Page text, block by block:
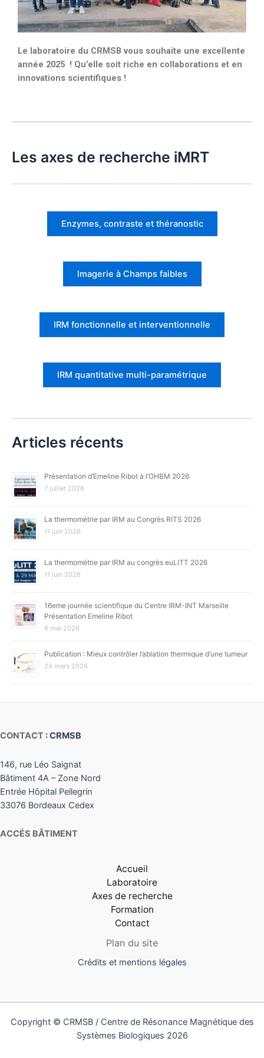
Le laboratoire du CRMSB vous souhaite une excellente
année 2025 ! Qu’elle soit riche en collaborations et en
innovations scientifiques !
Les axes de recherche iMRT
Enzymes, contraste et théranostic
Imagerie à Champs faibles
IRM fonctionnelle et interventionnelle
IRM quantitative multi-paramétrique
Articles récents
Présentation d’Emeline Ribot à l’OHBM 2026
7 juillet 2026
La thermométrie par IRM au Congrès RITS 2026
11 juin 2026
La thermométrie par IRM au congrès euLITT 2026
11 juin 2026
16eme journée scientifique du Centre IRM-INT Marseille
Présentation Emeline Ribot
8 mai 2026
Publication : Mieux contrôler l’ablation thermique d’une tumeur
24 mars 2026
CONTACT : CRMSB
146, rue Léo Saignat
Bâtiment 4A – Zone Nord
Entrée Hôpital Pellegrin
33076 Bordeaux Cedex
ACCÉS BÂTIMENT
Accueil
Laboratoire
Axes de recherche
Formation
Contact
Plan du site
Crédits et mentions légales
Copyright © CRMSB / Centre de Résonance Magnétique des
Systèmes Biologiques 2026